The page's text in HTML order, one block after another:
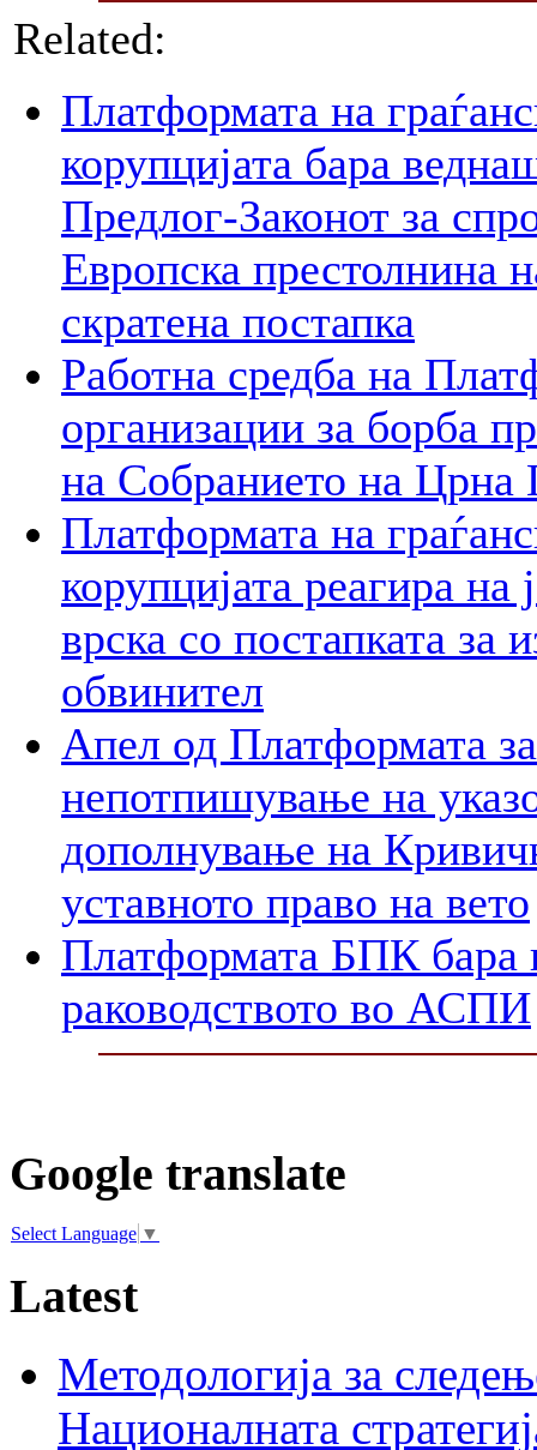
Related:
Платформата на
корупцијата бара
Предлог-Законот за
Европска престолнина
скратена постапка
Работна средба на
организации за борба
на Собранието на Црна
Платформата на
корупцијата реагира
врска со постапката за
обвинител
Апел од Платформата
непотпишување на
дополнување на
уставното право на вето
Платформата БПК бара
раководството во АСПИ
Google translate
Select Language ▼
Latest
Методологија за
Националната